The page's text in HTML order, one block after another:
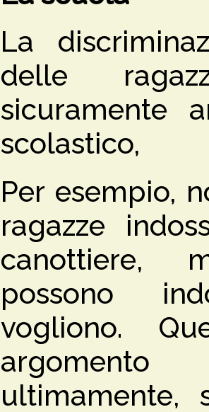
La
delle
sicuramente
scolastico,
Per esempio,
ragazze
canottiere,
possono
vogliono.
argomento
ultimamente,